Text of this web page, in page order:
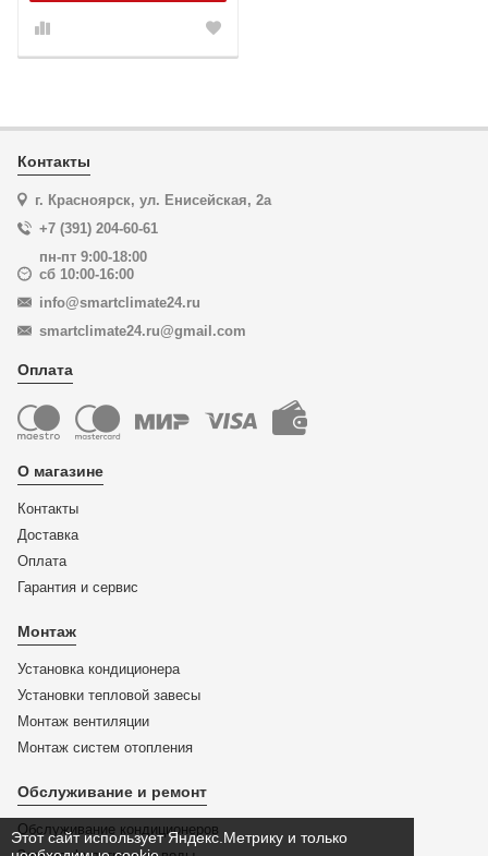
Этот сайт использует Яндекс.Метрику и только
Контакты
г. Красноярск, ул. Енисейская, 2а
+7 (391) 204-60-61
пн-пт 9:00-18:00
сб 10:00-16:00
info@smartclimate24.ru
smartclimate24.ru@gmail.com
Оплата
О магазине
Контакты
Доставка
Оплата
Гарантия и сервис
Монтаж
Установка кондиционера
Установки тепловой завесы
Монтаж вентиляции
Монтаж систем отопления
Обслуживание и ремонт
Обслуживание кондиционеров